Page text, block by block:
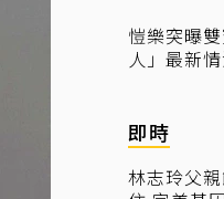
愷樂突曝
人」最新
即時
林志玲父